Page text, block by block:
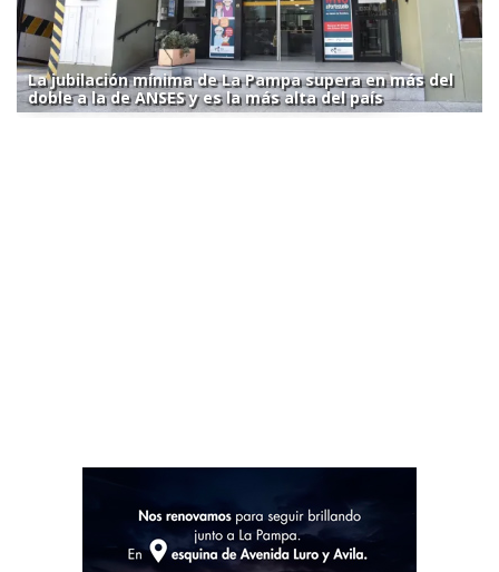
La jubilación mínima de La Pampa supera en más del
doble a la de ANSES y es la más alta del país